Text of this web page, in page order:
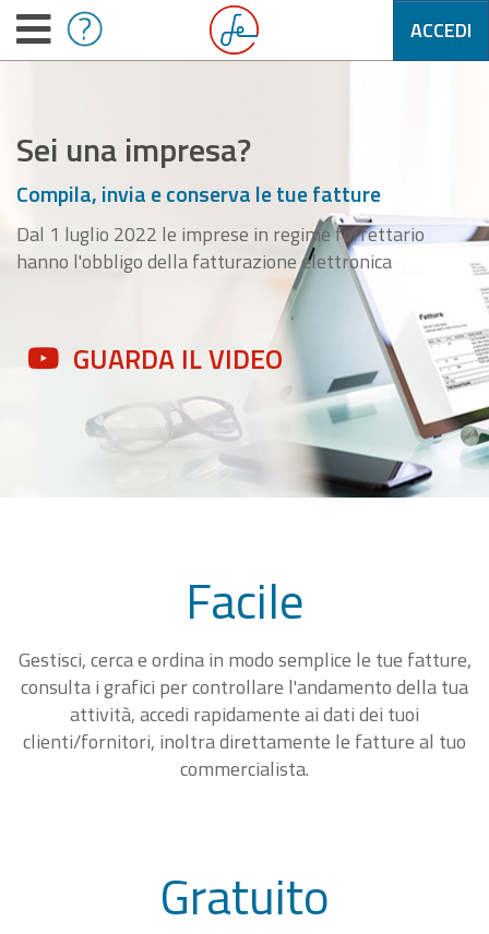
ACCEDI
Sei una impresa?
Compila, invia e conserva le tue fatture
Dal 1 luglio 2022 le imprese in regime forfettario
hanno l'obbligo della fatturazione elettronica
GUARDA IL VIDEO
Facile
Gestisci, cerca e ordina in modo semplice le tue fatture,
consulta i grafici per controllare l'andamento della tua
attività, accedi rapidamente ai dati dei tuoi
clienti/fornitori, inoltra direttamente le fatture al tuo
commercialista.
Gratuito